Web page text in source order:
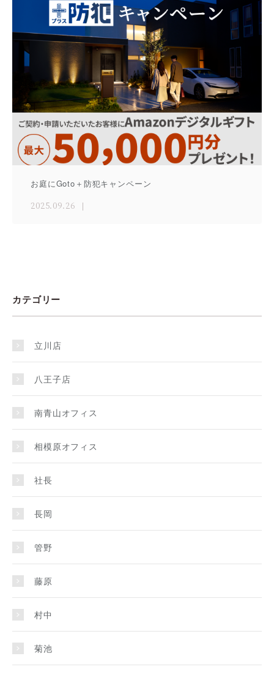
お庭にGoto＋防犯キャンペーン
2025.09.26
カテゴリー
立川店
八王子店
南青山オフィス
相模原オフィス
社長
長岡
管野
藤原
村中
菊池